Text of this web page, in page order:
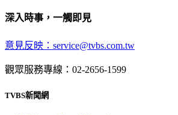
深入時事，一觸即見
意見反映：service@tvbs.com.tw
觀眾服務專線：02-2656-1599
TVBS新聞網